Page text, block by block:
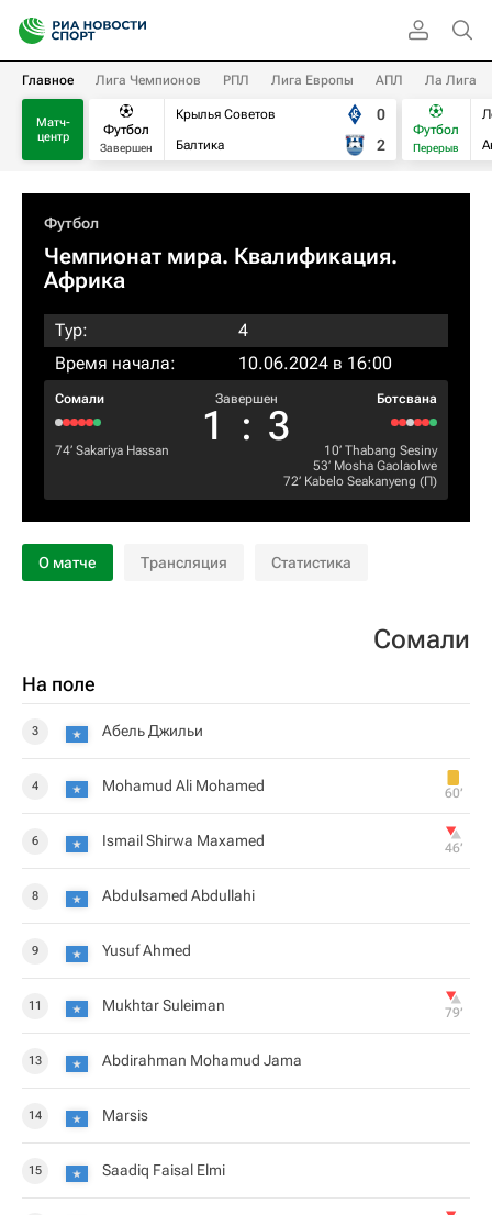
Главное Лига Чемпионов РПЛ Лига Европы АПЛ Ла Лига
Матч-
центр
Футбол
Завершен
Крылья Советов
Балтика
0
2
Футбол
Перерыв
Футбол
Чемпионат мира. Квалификация.
Африка
Тур:
4
Время начала:
10.06.2024 в 16:00
Сомали Завершен
1 : 3
Ботсвана
74‎’‎ Sakariya Hassan 10‎’‎ Thabang Sesiny
53‎’‎ Mosha Gaolaolwe
72‎’‎ Kabelo Seakanyeng (П)
О матче Трансляция Статистика
Сомали
На поле
3 Абель Джильи
4 Mohamud Ali Mohamed 60‎’‎
6 Ismail Shirwa Maxamed 46‎’‎
8 Abdulsamed Abdullahi
9 Yusuf Ahmed
11 Mukhtar Suleiman 79‎’‎
13 Abdirahman Mohamud Jama
14 Marsis
15 Saadiq Faisal Elmi